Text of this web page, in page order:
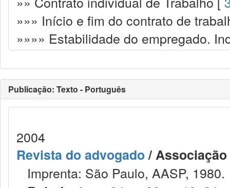
»»» Início e fim do contrato de
»»»» Estabilidade do empregado.
Publicação: Texto - Português
2004
Revista do advogado/
Imprenta: São Paulo, AASP, 1980.